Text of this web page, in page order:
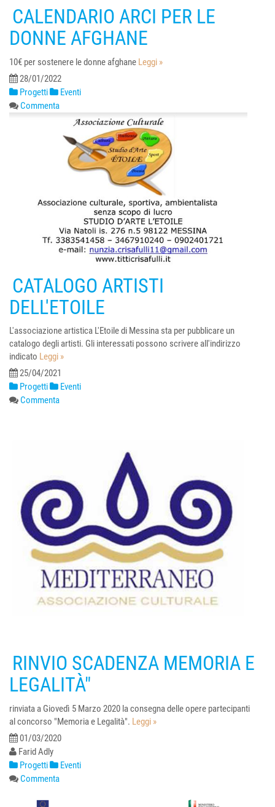
CALENDARIO ARCI PER LE
DONNE AFGHANE
10€ per sostenere le donne afghane Leggi »
28/01/2022
Progetti
Eventi
Commenta
CATALOGO ARTISTI
DELL'ETOILE
L'associazione artistica L'Etoile di Messina sta per pubblicare un
catalogo degli artisti. Gli interessati possono scrivere all'indirizzo
indicato Leggi »
25/04/2021
Progetti
Eventi
Commenta
RINVIO SCADENZA MEMORIA E
LEGALITÀ"
rinviata a Giovedì 5 Marzo 2020 la consegna delle opere partecipanti
al concorso "Memoria e Legalità". Leggi »
01/03/2020
Farid Adly
Progetti
Eventi
Commenta